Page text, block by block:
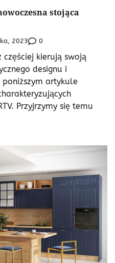
stojąca
2023 0
częściej kierują swoją
designu i
artykule
Przyjrzymy się temu